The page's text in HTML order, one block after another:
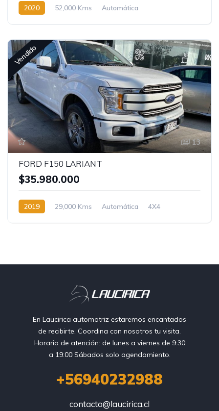
2020 52,000 Kms Automática
Vendido
13
FORD F150 LARIANT
$35.980.000
2019 29,000 Kms Automática 4X4
En Laucirica automotriz estaremos encantados
de recibirte. Coordina con nosotros tu visita.
Horario de atención: de lunes a viernes de 9:30
a 19:00 Sábados solo agendamiento.
+56940232988
contacto@laucirica.cl